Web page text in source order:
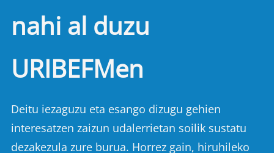
nahi al duzu
URIBEFMen
Deitu iezaguzu eta esango dizugu gehien
interesatzen zaizun udalerrietan soilik sustatu
dezakezula zure burua. Horrez gain, hiruhileko